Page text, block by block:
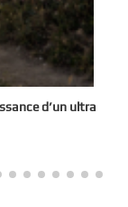
d’un ultra